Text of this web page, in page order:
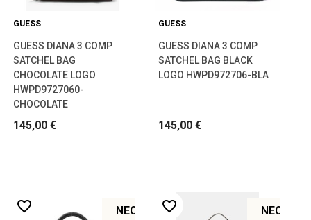
GUESS
GUESS DIANA 3 COMP
SATCHEL BAG
CHOCOLATE LOGO
HWPD9727060-
CHOCOLATE
145,00 €
GUESS
GUESS DIANA 3 COMP
SATCHEL BAG BLACK
LOGO HWPD972706-BLA
145,00 €
ΝΈΟ
favorite_border ΝΈΟ
favorite_border